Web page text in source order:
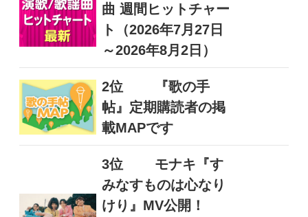
曲 週間ヒットチャー
ト（2026年7月27日
～2026年8月2日）
2位
『歌の手
帖』定期購読者の掲
載MAPです
3位
モナキ『す
みなすものは心なり
けり』MV公開！